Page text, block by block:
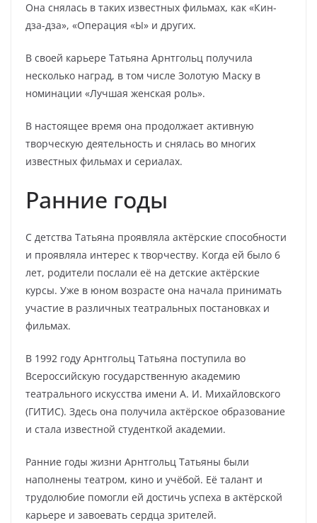
Она снялась в таких известных фильмах, как «Кин-
дза-дза», «Операция «Ы» и других.
В своей карьере Татьяна Арнтгольц получила
несколько наград, в том числе Золотую Маску в
номинации «Лучшая женская роль».
В настоящее время она продолжает активную
творческую деятельность и снялась во многих
известных фильмах и сериалах.
Ранние годы
С детства Татьяна проявляла актёрские способности
и проявляла интерес к творчеству. Когда ей было 6
лет, родители послали её на детские актёрские
курсы. Уже в юном возрасте она начала принимать
участие в различных театральных постановках и
фильмах.
В 1992 году Арнтгольц Татьяна поступила во
Всероссийскую государственную академию
театрального искусства имени А. И. Михайловского
(ГИТИС). Здесь она получила актёрское образование
и стала известной студенткой академии.
Ранние годы жизни Арнтгольц Татьяны были
наполнены театром, кино и учёбой. Её талант и
трудолюбие помогли ей достичь успеха в актёрской
карьере и завоевать сердца зрителей.